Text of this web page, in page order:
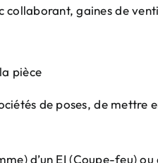
collaborant, gaines de
pièce
de poses, de mettre
d’un EI (Coupe-feu)